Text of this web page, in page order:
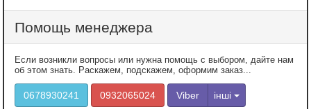
Помощь менеджера
Если возникли вопросы или нужна помощь с выбором, дайте нам
об этом знать. Раскажем, подскажем, оформим заказ...
0678930241 0932065024 Viber інші